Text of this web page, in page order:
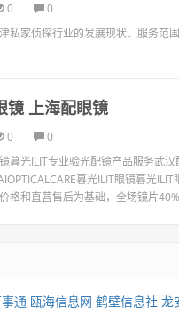
0
0
私家侦探行业的发展现状、服务范
镜 上海配眼镜
0
0
暮光ILIT专业验光配镜产品服务武
暮光ILIT眼镜暮光
格和直营售后为基础，全场镜片
通 瓯海信息网 鹤壁信息社 龙